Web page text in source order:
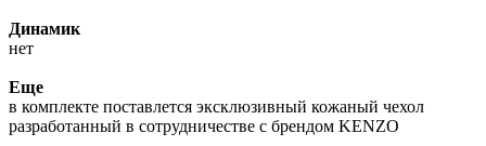
Динамик
нет
Еще
в комплекте поставлется эксклюзивный кожаный чехол
разработанный в сотрудничестве с брендом KENZO